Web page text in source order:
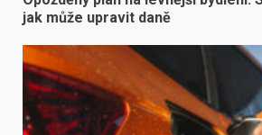
jak může upravit daně